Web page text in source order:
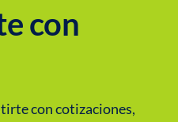
con
con cotizaciones,